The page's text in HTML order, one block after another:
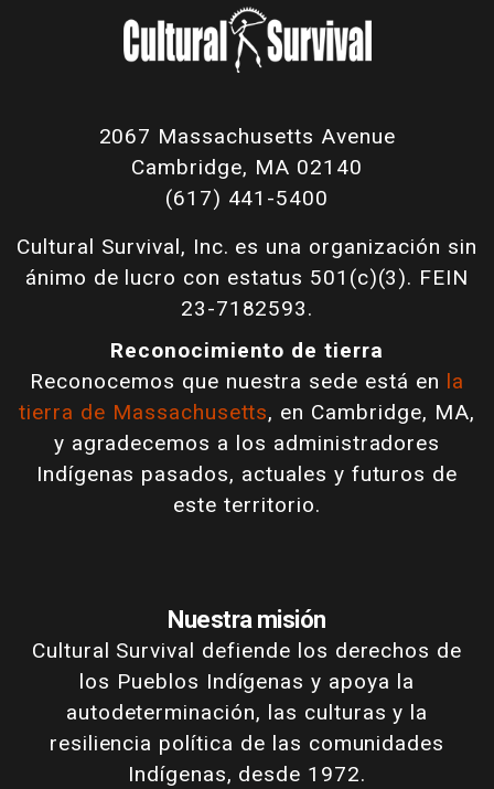
2067 Massachusetts Avenue
Cambridge, MA 02140
(617) 441-5400
Cultural Survival, Inc. es una organización sin
ánimo de lucro con estatus 501(c)(3). FEIN
23-7182593.
Reconocimiento de tierra
Reconocemos que nuestra sede está en la
tierra de Massachusetts, en Cambridge, MA,
y agradecemos a los administradores
Indígenas pasados, actuales y futuros de
este territorio.
Nuestra misión
Cultural Survival defiende los derechos de
los Pueblos Indígenas y apoya la
autodeterminación, las culturas y la
resiliencia política de las comunidades
Indígenas, desde 1972.